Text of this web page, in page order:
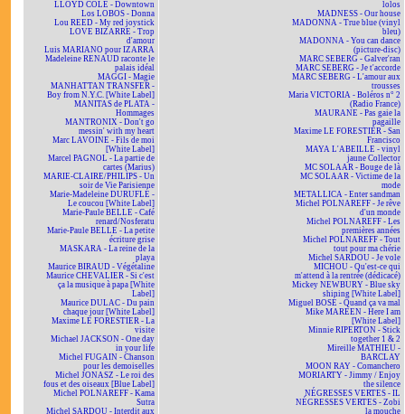
LLOYD COLE - Downtown
Los LOBOS - Donna
Lou REED - My red joystick
LOVE BIZARRE - Trop
d'amour
Luis MARIANO pour IZARRA
Madeleine RENAUD raconte le
palais idéal
MAGGI - Magie
MANHATTAN TRANSFER -
Boy from N.Y.C. [White Label]
MANITAS de PLATA -
Hommages
MANTRONIX - Don't go
messin' with my heart
Marc LAVOINE - Fils de moi
[White Label]
Marcel PAGNOL - La partie de
cartes (Marius)
MARIE-CLAIRE/PHILIPS - Un
soir de Vie Parisienne
Marie-Madeleine DURUFLÉ -
Le coucou [White Label]
Marie-Paule BELLE - Café
renard/Nosferatu
Marie-Paule BELLE - La petite
écriture grise
MASKARA - La reine de la
playa
Maurice BIRAUD - Végétaline
Maurice CHEVALIER - Si c'est
ça la musique à papa [White
Label]
Maurice DULAC - Du pain
chaque jour [White Label]
Maxime LE FORESTIER - La
visite
Michael JACKSON - One day
in your life
Michel FUGAIN - Chanson
pour les demoiselles
Michel JONASZ - Le roi des
fous et des oiseaux [Blue Label]
Michel POLNAREFF - Kama
Sutra
Michel SARDOU - Interdit aux
lolos
MADNESS - Our house
MADONNA - True blue (vinyl
bleu)
MADONNA - You can dance
(picture-disc)
MARC SEBERG - Galver'ran
MARC SEBERG - Je t'accorde
MARC SEBERG - L'amour aux
trousses
Maria VICTORIA - Boléros n° 2
(Radio France)
MAURANE - Pas gaie la
pagaille
Maxime LE FORESTIER - San
Francisco
MAYA L'ABEILLE - vinyl
jaune Collector
MC SOLAAR - Bouge de là
MC SOLAAR - Victime de la
mode
METALLICA - Enter sandman
Michel POLNAREFF - Je rêve
d'un monde
Michel POLNAREFF - Les
premières années
Michel POLNAREFF - Tout
tout pour ma chérie
Michel SARDOU - Je vole
MICHOU - Qu'est-ce qui
m'attend à la rentrée (dédicacé)
Mickey NEWBURY - Blue sky
shining [White Label]
Miguel BOSÉ - Quand ça va mal
Mike MAREEN - Here I am
[White Label]
Minnie RIPERTON - Stick
together 1 & 2
Mireille MATHIEU -
BARCLAY
MOON RAY - Comanchero
MORIARTY - Jimmy / Enjoy
the silence
NÉGRESSES VERTES - IL
NÉGRESSES VERTES - Zobi
la mouche